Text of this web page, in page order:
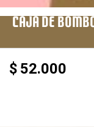
CAJA DE
$ 52.000